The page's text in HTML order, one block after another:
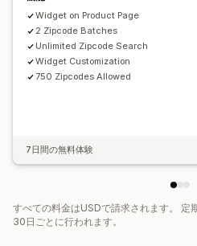
Widget on Product Page
2 Zipcode Batches
Unlimited Zipcode Search
Widget Customization
750 Zipcodes Allowed
7日間の無料体験
すべての料金はUSDで請求されます。 定
30日ごとに行われます。